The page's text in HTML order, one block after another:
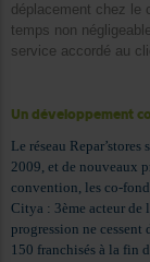
déplacement chez le
temps non
service accordé au
Un développement
Le réseau
2009, et de nouveaux
convention, les co-
Citya : 3ème acteur de
progression ne cessent
150 franchisés à la fin